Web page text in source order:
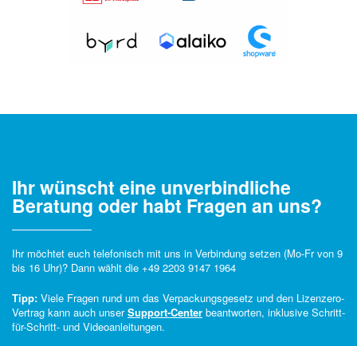
Ihr wünscht eine unverbindliche
Beratung oder habt Fragen an uns?
Ihr möchtet euch telefonisch mit uns in Verbindung setzen (Mo-Fr von 9
bis 16 Uhr)? Dann wählt die +49 2203 9147 1964
Tipp: Viele Fragen rund um das Verpackungsgesetz und den Lizenzero-
Vertrag kann auch unserSupport-Center beantworten, inklusive Schritt-
für-Schritt- und Videoanleitungen.